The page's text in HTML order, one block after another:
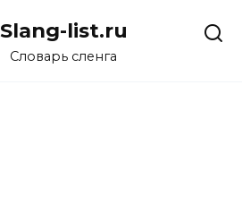
Slang-list.ru
Словарь сленга